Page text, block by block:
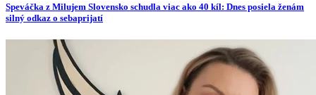
Speváčka z Milujem Slovensko schudla viac ako 40 kíl: Dnes posiela ženám
silný odkaz o sebaprijatí